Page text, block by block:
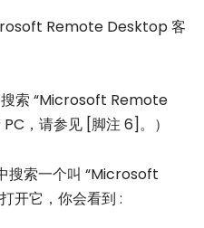
Remote Desktop 客
索 “Microsoft Remote
，请参见 [脚注 6]。）
搜索一个叫 “Microsoft
开它，你会看到 :